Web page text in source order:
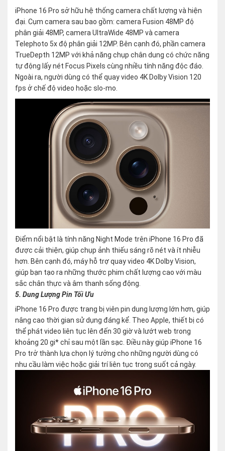
iPhone 16 Pro sở hữu hệ thống camera chất lượng và hiện
đại. Cụm camera sau bao gồm: camera Fusion 48MP độ
phân giải 48MP, camera UltraWide 48MP và camera
Telephoto 5x độ phân giải 12MP. Bên cạnh đó, phần camera
TrueDepth 12MP với khả năng chụp chân dung có chức năng
tự động lấy nét Focus Pixels cùng nhiều tính năng độc đáo.
Ngoài ra, người dùng có thể quay video 4K Dolby Vision 120
fps ở chế độ video hoặc slo-mo.
Điểm nổi bật là tính năng Night Mode trên iPhone 16 Pro đã
được cải thiện, giúp chụp ảnh thiếu sáng rõ nét và ít nhiễu
hơn. Bên cạnh đó, máy hỗ trợ quay video 4K Dolby Vision,
giúp bạn tạo ra những thước phim chất lượng cao với màu
sắc chân thực và âm thanh sống động.
5. Dung Lượng Pin Tối Ưu
iPhone 16 Pro được trang bị viên pin dung lượng lớn hơn, giúp
nâng cao thời gian sử dụng đáng kể. Theo Apple, thiết bị có
thể phát video liên tục lên đến 30 giờ và lướt web trong
khoảng 20 gi* chỉ sau một lần sạc. Điều này giúp iPhone 16
Pro trở thành lựa chọn lý tưởng cho những người dùng có
nhu cầu làm việc hoặc giải trí liên tục trong suốt cả ngày.